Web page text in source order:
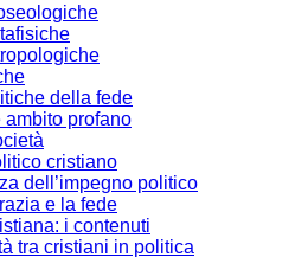
della fede
ambito profano
cristiano
dell’impegno politico
e la fede
i contenuti
tra cristiani in politica